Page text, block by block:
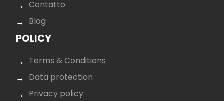
Contatto
Blog
POLICY
Terms & Conditions
Data protection
Privacy policy